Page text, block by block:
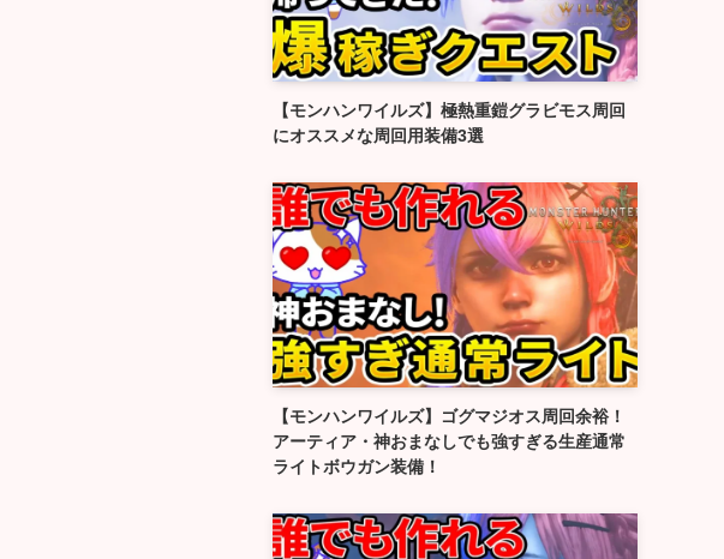
【モンハンワイルズ】極熱重鎧グラビモス周回
にオススメな周回用装備3選
【モンハンワイルズ】ゴグマジオス周回余裕！
アーティア・神おまなしでも強すぎる生産通常
ライトボウガン装備！